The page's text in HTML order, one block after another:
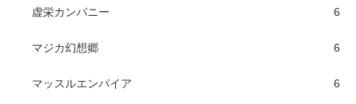
虚栄カンパニー 6
マジカ幻想郷 6
マッスルエンパイア 6